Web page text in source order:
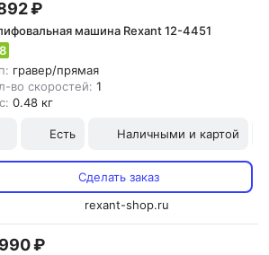
₽
машина Rexant 12-4451
гравер/прямая
во скоростей: 1
0.48 кг
Есть Наличными и картой
Сделать заказ
rexant-shop.ru
₽